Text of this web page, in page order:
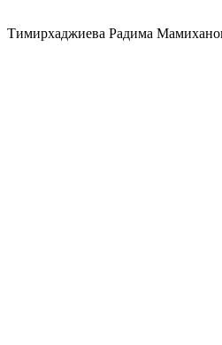
Тимирхаджиева Радима